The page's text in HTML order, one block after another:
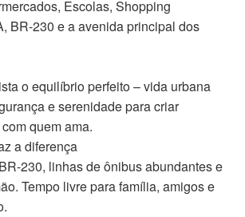
Escolas, Shopping
BR-230 e a avenida principal dos
o equilíbrio perfeito – vida urbana
e serenidade para criar
quem ama.
a diferença
230, linhas de ônibus abundantes e
Tempo livre para família, amigos e